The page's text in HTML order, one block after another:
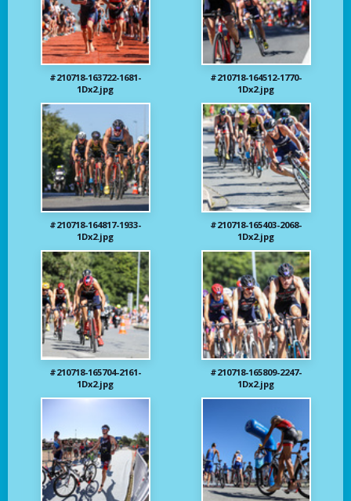
#210718-163722-1681-
1Dx2.jpg
#210718-164512-1770-
1Dx2.jpg
#210718-164817-1933-
1Dx2.jpg
#210718-165403-2068-
1Dx2.jpg
#210718-165704-2161-
1Dx2.jpg
#210718-165809-2247-
1Dx2.jpg